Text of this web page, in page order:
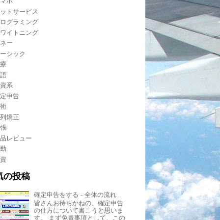
トサービス
グラミング
イトニング
ー
シック
系
申告
矯正
レビュー
の投稿
確定申告をする - 全体の流れ
皆さんお待ちかねの、確定申告
の仕方について書こうと思いま
す。 まず免責事項として、この